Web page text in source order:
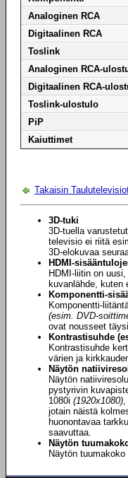
Analoginen RCA
Digitaalinen RCA
Toslink
Analoginen RCA-
Digitaalinen RCA-
Toslink-ulostulo
PiP
Kaiuttimet
Takaisin
3D-tuki
3D-tuella
televisio ei riitä
3D-elokuvaa
HDMI-
HDMI-liitin on
kuvanlähde,
Komponentti-
Komponentti-
(esim. DVD-
ovat nousseet
Kontrastisuhde
Kontrastisuhde
värien ja
Näytön
Näytön
pystyrivin
1080i (1920x1080),
jotain näistä
huonontavaa
saavuttaa.
Näytön
Näytön